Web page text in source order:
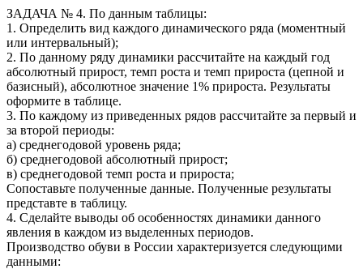
ЗАДАЧА № 4. По данным таблицы:
1. Определить вид каждого динамического ряда (моментный
или интервальный);
2. По данному ряду динамики рассчитайте на каждый год
абсолютный прирост, темп роста и темп прироста (цепной и
базисный), абсолютное значение 1% прироста. Результаты
оформите в таблице.
3. По каждому из приведенных рядов рассчитайте за первый и
за второй периоды:
а) среднегодовой уровень ряда;
б) среднегодовой абсолютный прирост;
в) среднегодовой темп роста и прироста;
Сопоставьте полученные данные. Полученные результаты
представте в таблицу.
4. Сделайте выводы об особенностях динамики данного
явления в каждом из выделенных периодов.
Производство обуви в России характеризуется следующими
данными: